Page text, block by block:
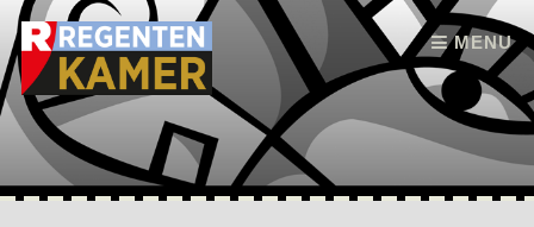
MENU
Skip to content